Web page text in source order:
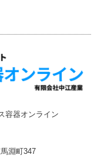
容器オンライン
淵町347